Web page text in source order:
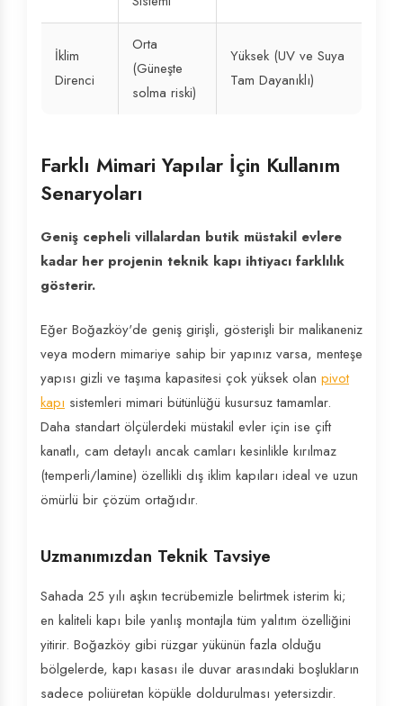
İklim
Direnci
Orta
(Güneşte
solma riski)
Yüksek (UV ve Suya
Tam Dayanıklı)
Farklı Mimari Yapılar İçin Kullanım
Senaryoları
Geniş cepheli villalardan butik müstakil evlere
kadar her projenin teknik kapı ihtiyacı farklılık
gösterir.
Eğer Boğazköy'de geniş girişli, gösterişli bir malikaneniz
veya modern mimariye sahip bir yapınız varsa, menteşe
yapısı gizli ve taşıma kapasitesi çok yüksek olan pivot
kapı sistemleri mimari bütünlüğü kusursuz tamamlar.
Daha standart ölçülerdeki müstakil evler için ise çift
kanatlı, cam detaylı ancak camları kesinlikle kırılmaz
(temperli/lamine) özellikli dış iklim kapıları ideal ve uzun
ömürlü bir çözüm ortağıdır.
Uzmanımızdan Teknik Tavsiye
Sahada 25 yılı aşkın tecrübemizle belirtmek isterim ki;
en kaliteli kapı bile yanlış montajla tüm yalıtım özelliğini
yitirir. Boğazköy gibi rüzgar yükünün fazla olduğu
bölgelerde, kapı kasası ile duvar arasındaki boşlukların
sadece poliüretan köpükle doldurulması yetersizdir.